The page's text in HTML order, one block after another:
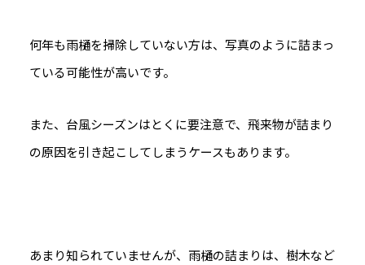
何年も雨樋を掃除していない方は、写真のように詰まっ
ている可能性が高いです。
また、台風シーズンはとくに要注意で、飛来物が詰まり
の原因を引き起こしてしまうケースもあります。
あまり知られていませんが、雨樋の詰まりは、樹木など